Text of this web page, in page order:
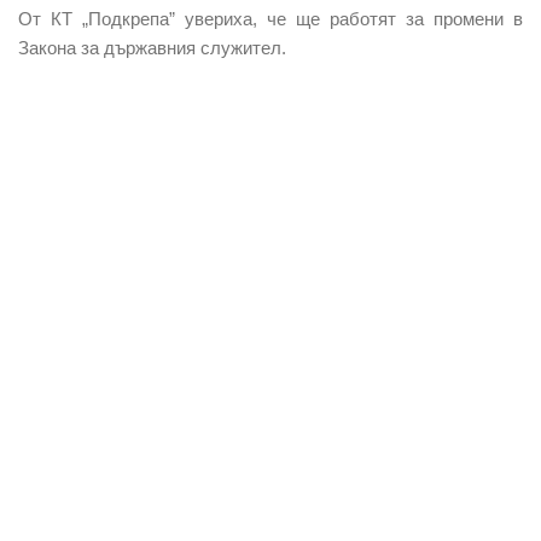
От КТ „Подкрепа” увериха, че ще работят за промени в
Закона за държавния служител.